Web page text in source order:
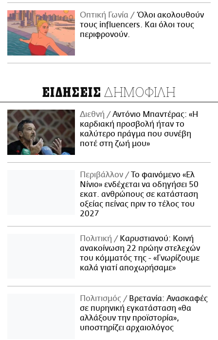
Οπτική Γωνία
Όλοι ακολουθούν
τους influencers. Και όλοι τους
περιφρονούν.
ΕΙΔΗΣΕΙΣ ΔΗΜΟΦΙΛΗ
Διεθνή
Αντόνιο Μπαντέρας: «Η
καρδιακή προσβολή ήταν το
καλύτερο πράγμα που συνέβη
ποτέ στη ζωή μου»
Περιβάλλον
Το φαινόμενο «Ελ
Νίνιο» ενδέχεται να οδηγήσει 50
εκατ. ανθρώπους σε κατάσταση
οξείας πείνας πριν το τέλος του
2027
Πολιτική
Καρυστιανού: Κοινή
ανακοίνωση 22 πρώην στελεχών
του κόμματός της - «Γνωρίζουμε
καλά γιατί αποχωρήσαμε»
Πολιτισμός
Βρετανία: Ανασκαφές
σε πυρηνική εγκατάσταση «θα
αλλάξουν την προϊστορία»,
υποστηρίζει αρχαιολόγος